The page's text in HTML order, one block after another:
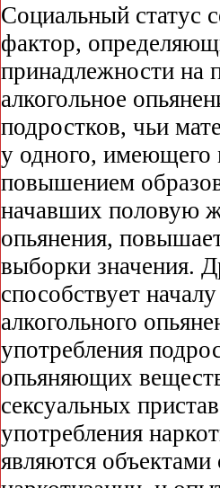
Социальный статус
фактор,
принадлежности на
алкогольное
подростков, чьи
у одного, имеющего
повышением
начавших половую
опьянения,
выборки значения.
способствует
алкогольного
употребления
опьяняющих
сексуальных
употребления
являются